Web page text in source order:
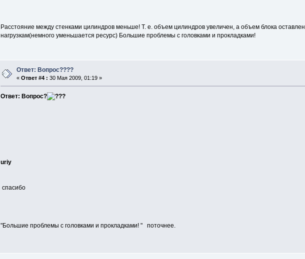
Расстояние между стенками цилиндров меньше! Т. е. объем цилиндров увеличен, а объем блока
нагрузкам(немного уменьшается ресурс) Большие проблемы с головками и прокладками!
Ответ: Вопрос????
«Ответ #4 : 30 Мая 2009, 01:19 »
Ответ: Вопрос?
uriy
спасибо
"Большие проблемы с головками и прокладками! " поточнее.